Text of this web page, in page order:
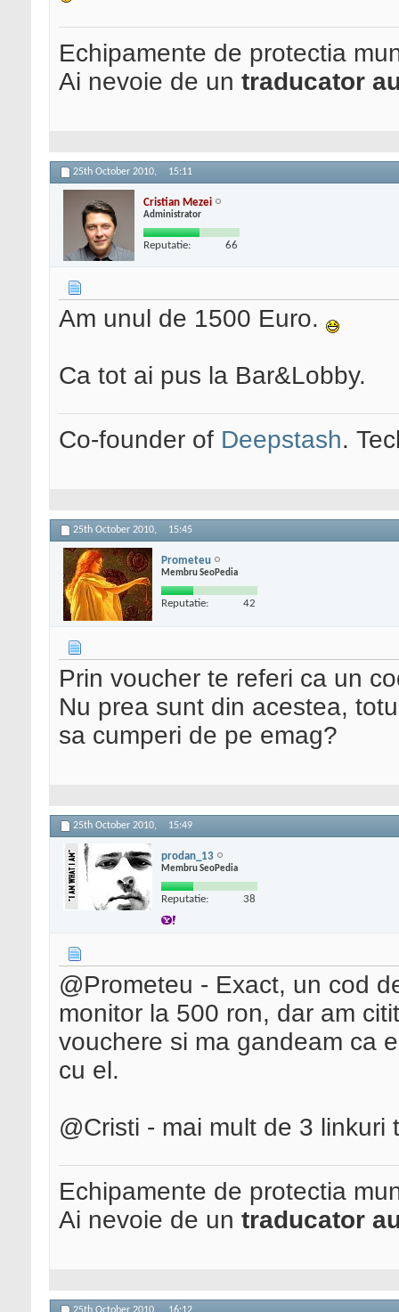
Echipamente de protectia
Ai nevoie de un traducator
25th October 2010, 15:11
Cristian Mezei
Administrator
Reputatie: 66
Am unul de 1500 Euro.
Ca tot ai pus la Bar&Lobby.
Co-founder of Deepstash.
25th October 2010, 15:45
Prometeu
Membru SeoPedia
Reputatie: 42
Prin voucher te referi ca un
Nu prea sunt din acestea,
sa cumperi de pe emag?
25th October 2010, 15:49
prodan_13
Membru SeoPedia
Reputatie: 38
@Prometeu - Exact, un cod
monitor la 500 ron, dar am
vouchere si ma gandeam ca
cu el.
@Cristi - mai mult de 3
Echipamente de protectia
Ai nevoie de un traducator